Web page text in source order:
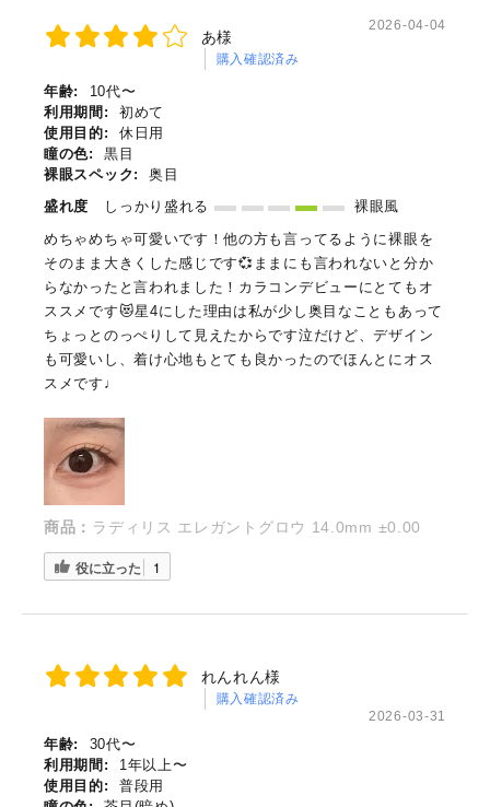
あ様
購入確認済み
2026-04-04
年齢:
10代〜
利用期間:
初めて
使用目的:
休日用
瞳の色:
黒目
裸眼スペック:
奥目
盛れ度
しっかり盛れる
裸眼風
めちゃめちゃ可愛いです！他の方も言ってるように裸眼を
そのまま大きくした感じです💞ままにも言われないと分か
らなかったと言われました！カラコンデビューにとてもオ
ススメです😻星4にした理由は私が少し奥目なこともあって
ちょっとのっぺりして見えたからです泣だけど、デザイン
も可愛いし、着け心地もとても良かったのでほんとにオス
スメです♩
商品： ラディリス エレガントグロウ 14.0mm ±0.00
役に立った 1
れんれん様
購入確認済み
2026-03-31
年齢:
30代〜
利用期間:
1年以上〜
使用目的:
普段用